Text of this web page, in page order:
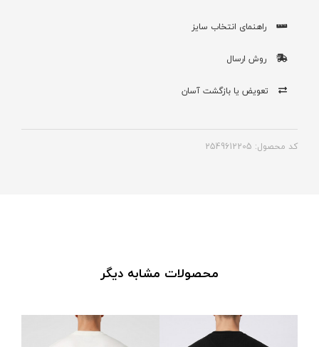
راهنمای انتخاب سایز
روش ارسال
تعویض یا بازگشت آسان
کد محصول: 2549612205
محصولات مشابه دیگر